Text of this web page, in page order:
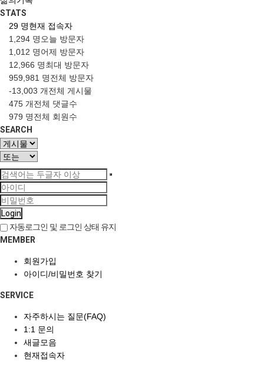
STATS
29 명현재 접속자
1,294 명오늘 방문자
1,012 명어제 방문자
12,966 명최대 방문자
959,981 명전체 방문자
-13,003 개전체 게시물
475 개전체 댓글수
979 명전체 회원수
SEARCH
Login
자동로그인 및 로그인 상태 유지
MEMBER
회원가입
아이디/비밀번호 찾기
SERVICE
자주하시는 질문(FAQ)
1:1 문의
새글모음
현재접속자